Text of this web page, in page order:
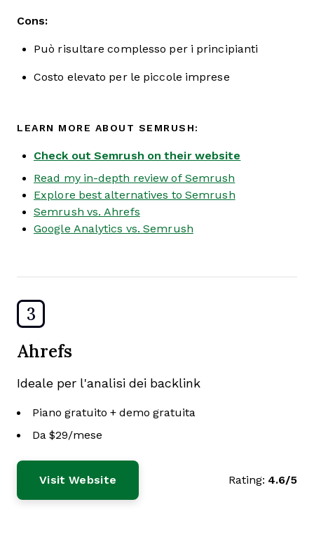
Cons:
Può risultare complesso per i principianti
Costo elevato per le piccole imprese
LEARN MORE ABOUT SEMRUSH:
Check out Semrush on their website
Read my in-depth review of Semrush
Explore best alternatives to Semrush
Semrush vs. Ahrefs
Google Analytics vs. Semrush
3
Ahrefs
Ideale per l'analisi dei backlink
Piano gratuito + demo gratuita
Da $29/mese
Visit Website Rating: 4.6/5